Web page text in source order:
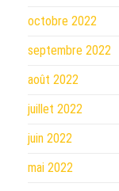
octobre 2022
septembre 2022
août 2022
juillet 2022
juin 2022
mai 2022